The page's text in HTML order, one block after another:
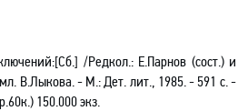
/Редкол.: Е.Парнов (сост.) и
В.Лыкова. - М.: Дет. лит., 1985. - 591 с. -
150.000 экз.